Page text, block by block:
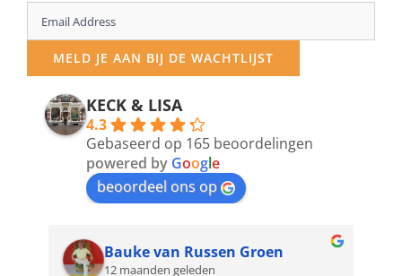
Enter
your
email
address
MELD JE AAN BIJ DE WACHTLIJST
KECK & LISA
4.3
Gebaseerd op 165 beoordelingen
powered by Google
beoordeel ons op
Bauke van Russen Groen
12 maanden geleden